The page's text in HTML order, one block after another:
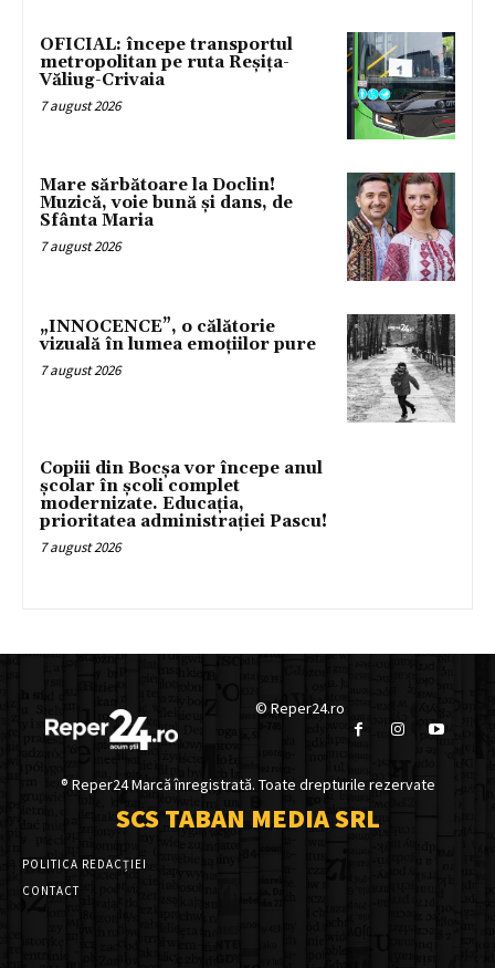
OFICIAL: începe transportul
metropolitan pe ruta Reșița-
Văliug-Crivaia
7 august 2026
Mare sărbătoare la Doclin!
Muzică, voie bună și dans, de
Sfânta Maria
7 august 2026
„INNOCENCE”, o călătorie
vizuală în lumea emoțiilor pure
7 august 2026
Copiii din Bocșa vor începe anul
școlar în școli complet
modernizate. Educația,
prioritatea administrației Pascu!
7 august 2026
© Reper24.ro
® Reper24 Marcă înregistrată. Toate drepturile rezervate
SCS TABAN MEDIA SRL
POLITICA REDACȚIEI
CONTACT